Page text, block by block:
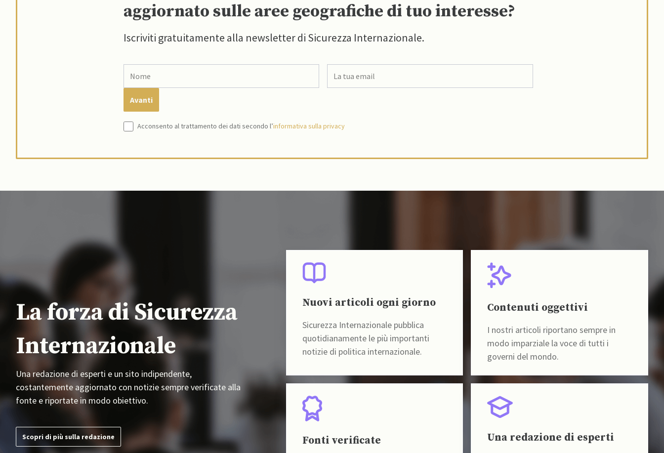
aggiornato sulle aree geografiche di tuo interesse?
Iscriviti gratuitamente alla newsletter di Sicurezza Internazionale.
Acconsento al trattamento dei dati secondo l’informativa sulla privacy
La forza di Sicurezza
Internazionale
Una redazione di esperti e un sito indipendente,
costantemente aggiornato con notizie sempre verificate alla
fonte e riportate in modo obiettivo.
Scopri di più sulla redazione
Nuovi articoli ogni giorno
Sicurezza Internazionale pubblica
quotidianamente le più importanti
notizie di politica internazionale.
Contenuti oggettivi
I nostri articoli riportano sempre in
modo imparziale la voce di tutti i
governi del mondo.
Fonti verificate Una redazione di esperti